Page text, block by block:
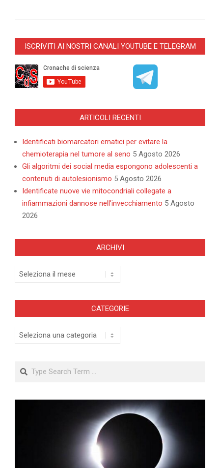
09-
ISCRIVITI AI NOSTRI CANALI YOUTUBE E TELEGRAM
ARTICOLI RECENTI
Identificati biomarcatori ematici per evitare la
chemioterapia nel tumore al seno 5 Agosto 2026
Gli algoritmi dei social media espongono adolescenti a
contenuti di autolesionismo 5 Agosto 2026
Identificate nuove vie mitocondriali collegate a
infiammazioni dannose nell’invecchiamento 5 Agosto
2026
ARCHIVI
Archivi
CATEGORIE
Categorie